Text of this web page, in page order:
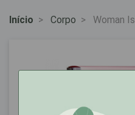
Início Corpo